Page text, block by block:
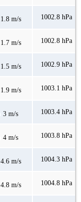
1.8 m/s 1002.8 hPa
1.7 m/s 1002.8 hPa
1.5 m/s 1002.9 hPa
1.9 m/s 1003.1 hPa
3 m/s 1003.4 hPa
4 m/s 1003.8 hPa
4.6 m/s 1004.3 hPa
4.8 m/s 1004.8 hPa